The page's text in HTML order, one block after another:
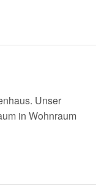
Unser
in Wohnraum